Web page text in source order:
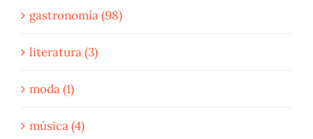
gastronomía (98)
literatura (3)
moda (1)
música (4)